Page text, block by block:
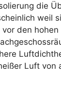
die
weil
den
Luft von